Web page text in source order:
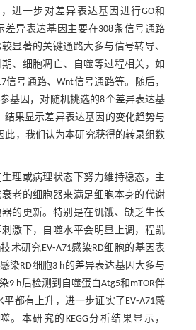
进一步对差异表达基因进行GO和
差异表达基因主要在308条信号通路
显著的关键通路大多与信号转导、
、细胞凋亡、自噬等过程相关，如
信号通路、Wnt信号通路等。随后，
基因，对随机挑选的8个差异表达基
结果显示差异表达基因的变化趋势与
此，我们认为本研究获得的转录组数
理或病理状态下努力维持稳态，主
老的细胞器来满足细胞本身的代谢
的更新。特别是在饥饿、缺乏生长
激下，自噬水平会明显上调，程凯
技术研究EV⁃A71感染RD细胞的基因表
染RD细胞3 h的差异表达基因大多与
9 h后检测到自噬蛋白Atg5和mTOR伴
都有上升，进一步证实了EV⁃A71感
。本研究的KEGG分析结果显示，